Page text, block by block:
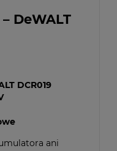
DeWALT
DCR019
ani